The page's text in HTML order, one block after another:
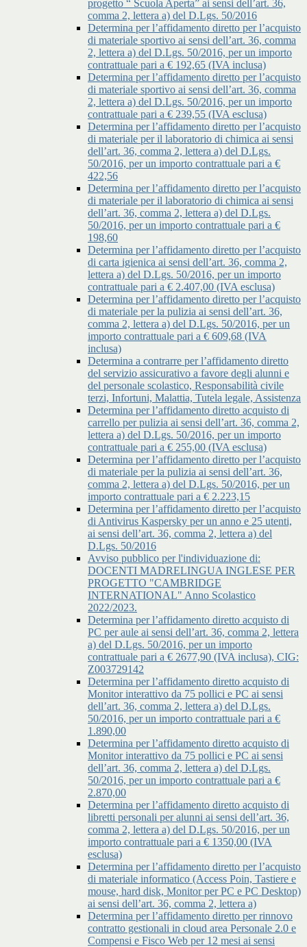
progetto “ Scuola Aperta” ai sensi dell’art. 36,
comma 2, lettera a) del D.Lgs. 50/2016
Determina per l’affidamento diretto per l’acquisto
di materiale sportivo ai sensi dell’art. 36, comma
2, lettera a) del D.Lgs. 50/2016, per un importo
contrattuale pari a € 192,65 (IVA inclusa)
Determina per l’affidamento diretto per l’acquisto
di materiale sportivo ai sensi dell’art. 36, comma
2, lettera a) del D.Lgs. 50/2016, per un importo
contrattuale pari a € 239,55 (IVA esclusa)
Determina per l’affidamento diretto per l’acquisto
di materiale per il laboratorio di chimica ai sensi
dell’art. 36, comma 2, lettera a) del D.Lgs.
50/2016, per un importo contrattuale pari a €
422,56
Determina per l’affidamento diretto per l’acquisto
di materiale per il laboratorio di chimica ai sensi
dell’art. 36, comma 2, lettera a) del D.Lgs.
50/2016, per un importo contrattuale pari a €
198,60
Determina per l’affidamento diretto per l’acquisto
di carta igienica ai sensi dell’art. 36, comma 2,
lettera a) del D.Lgs. 50/2016, per un importo
contrattuale pari a € 2.407,00 (IVA esclusa)
Determina per l’affidamento diretto per l’acquisto
di materiale per la pulizia ai sensi dell’art. 36,
comma 2, lettera a) del D.Lgs. 50/2016, per un
importo contrattuale pari a € 609,68 (IVA
inclusa)
Determina a contrarre per l’affidamento diretto
del servizio assicurativo a favore degli alunni e
del personale scolastico, Responsabilità civile
terzi, Infortuni, Malattia, Tutela legale, Assistenza
Determina per l’affidamento diretto acquisto di
carrello per pulizia ai sensi dell’art. 36, comma 2,
lettera a) del D.Lgs. 50/2016, per un importo
contrattuale pari a € 255,00 (IVA esclusa)
Determina per l’affidamento diretto per l’acquisto
di materiale per la pulizia ai sensi dell’art. 36,
comma 2, lettera a) del D.Lgs. 50/2016, per un
importo contrattuale pari a € 2.223,15
Determina per l’affidamento diretto per l’acquisto
di Antivirus Kaspersky per un anno e 25 utenti,
ai sensi dell’art. 36, comma 2, lettera a) del
D.Lgs. 50/2016
Avviso pubblico per l'individuazione di:
DOCENTI MADRELINGUA INGLESE PER
PROGETTO "CAMBRIDGE
INTERNATIONAL" Anno Scolastico
2022/2023.
Determina per l’affidamento diretto acquisto di
PC per aule ai sensi dell’art. 36, comma 2, lettera
a) del D.Lgs. 50/2016, per un importo
contrattuale pari a € 2677,90 (IVA inclusa), CIG:
Z003729142
Determina per l’affidamento diretto acquisto di
Monitor interattivo da 75 pollici e PC ai sensi
dell’art. 36, comma 2, lettera a) del D.Lgs.
50/2016, per un importo contrattuale pari a €
1.890,00
Determina per l’affidamento diretto acquisto di
Monitor interattivo da 75 pollici e PC ai sensi
dell’art. 36, comma 2, lettera a) del D.Lgs.
50/2016, per un importo contrattuale pari a €
2.870,00
Determina per l’affidamento diretto acquisto di
libretti personali per alunni ai sensi dell’art. 36,
comma 2, lettera a) del D.Lgs. 50/2016, per un
importo contrattuale pari a € 1350,00 (IVA
esclusa)
Determina per l’affidamento diretto per l’acquisto
di materiale informatico (Access Poin, Tastiere e
mouse, hard disk, Monitor per PC e PC Desktop)
ai sensi dell’art. 36, comma 2, lettera a)
Determina per l’affidamento diretto per rinnovo
contratto gestionali in cloud area Personale 2.0 e
Compensi e Fisco Web per 12 mesi ai sensi